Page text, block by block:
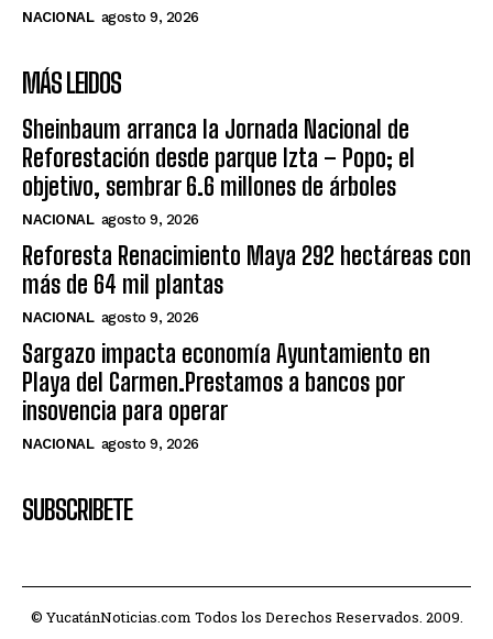
NACIONAL agosto 9, 2026
MÁS LEIDOS
Sheinbaum arranca la Jornada Nacional de
Reforestación desde parque Izta – Popo; el
objetivo, sembrar 6.6 millones de árboles
NACIONAL agosto 9, 2026
Reforesta Renacimiento Maya 292 hectáreas con
más de 64 mil plantas
NACIONAL agosto 9, 2026
Sargazo impacta economía Ayuntamiento en
Playa del Carmen.Prestamos a bancos por
insovencia para operar
NACIONAL agosto 9, 2026
SUBSCRIBETE
© YucatánNoticias.com Todos los Derechos Reservados. 2009.